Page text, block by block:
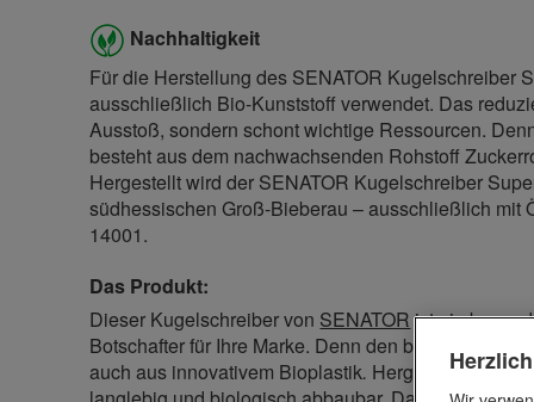
Nachhaltigkeit
Für die Herstellung des SENATOR Kugelschreiber
ausschließlich Bio-Kunststoff verwendet. Das
Ausstoß, sondern schont wichtige Ressourcen.
besteht aus dem nachwachsenden Rohstoff
Hergestellt wird der SENATOR Kugelschreiber
südhessischen Groß-Bieberau – ausschließlich mit
14001.
Das Produkt:
Dieser Kugelschreiber von SENATORist ein
Botschafter für Ihre Marke. Denn den
auch aus innovativem Bioplastik. Hergestellt aus